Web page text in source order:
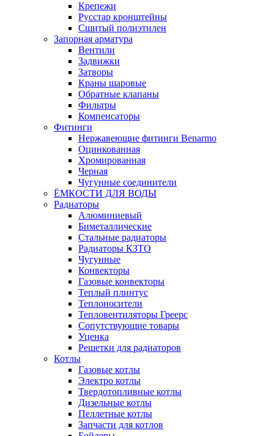
Крепежи
Русстар кронштейны
Сшитый полиэтилен
Запорная арматура
Вентили
Задвижки
Затворы
Краны шаровые
Обратные клапаны
Фильтры
Компенсаторы
Фитинги
Нержавеющие фитинги Benarmo
Оцинкованная
Хромированная
Черная
Чугунные соединители
ЁМКОСТИ ДЛЯ ВОДЫ
Радиаторы
Алюминиевый
Биметаллические
Стальные радиаторы
Радиаторы КЗТО
Чугунные
Конвекторы
Газовые конвекторы
Теплый плинтус
Теплоносители
Тепловентиляторы Греерс
Сопутствующие товары
Уценка
Решетки для радиаторов
Котлы
Газовые котлы
Электро котлы
Твердотопливные котлы
Дизельные котлы
Пеллетные котлы
Запчасти для котлов